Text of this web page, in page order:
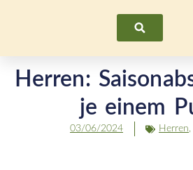
Suchen
Herren:
je einem
03/06/2024 Herren,